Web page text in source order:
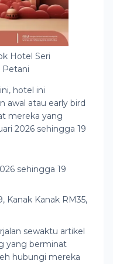
Hotel Seri
Petani
hotel ini
awal atau early bird
mereka yang
2026 sehingga 19
sehingga 19
Kanak Kanak RM35,
sewaktu artikel
yang berminat
hubungi mereka